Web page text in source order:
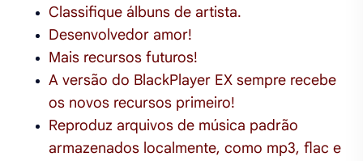
Classifique álbuns de artista.
Desenvolvedor amor!
Mais recursos futuros!
A versão do BlackPlayer EX sempre recebe
os novos recursos primeiro!
Reproduz arquivos de música padrão
armazenados localmente, como mp3, flac e